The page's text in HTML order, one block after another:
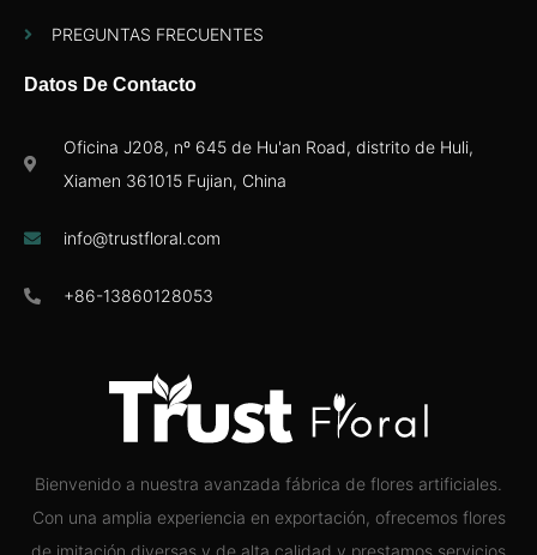
Bienvenido a nuestra avanzada fábrica de flores artificiales.
Con una amplia experiencia en exportación, ofrecemos flores
PREGUNTAS FRECUENTES
Datos De Contacto
Oficina J208, nº 645 de Hu'an Road, distrito de Huli,
Xiamen 361015 Fujian, China
info@trustfloral.com
+86-13860128053